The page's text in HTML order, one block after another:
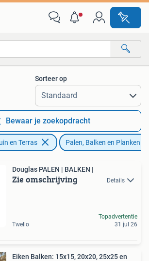
Alle afstanden…
Sorteer op
Bewaar je zoekopdracht
en Terras Palen, Balken en Planken
Douglas PALEN | BALKEN |
Zie omschrijving Details
Twello
Topadvertentie
31 jul 26
Eiken Balken: 15x15, 20x20, 25x25 en